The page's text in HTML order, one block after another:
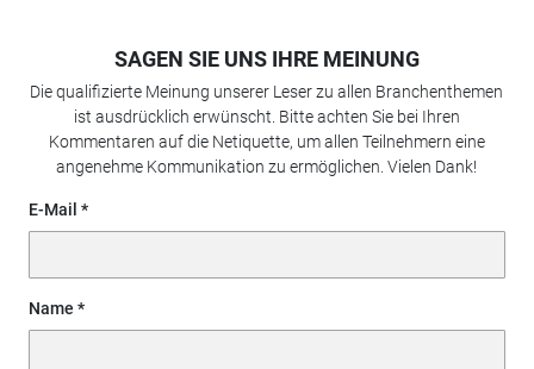
SAGEN SIE UNS IHRE MEINUNG
Die qualifizierte Meinung unserer Leser zu allen Branchenthemen
ist ausdrücklich erwünscht. Bitte achten Sie bei Ihren
Kommentaren auf die Netiquette, um allen Teilnehmern eine
angenehme Kommunikation zu ermöglichen. Vielen Dank!
E-Mail
Name